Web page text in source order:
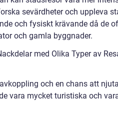
sevärdheter och uppleva
och fysiskt krävande då de
och gamla byggnader.
med Olika Typer av
och en chans att
vara mycket turistiska och